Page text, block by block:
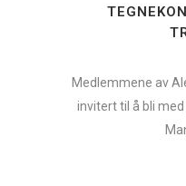
Medlemmene av
invitert til å bli